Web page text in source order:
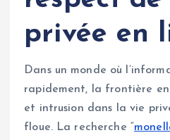
privée en
Dans un monde où
rapidement, la frontière
et intrusion dans la vie
floue. La recherche “